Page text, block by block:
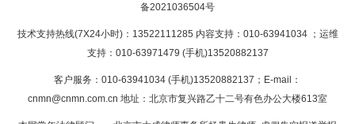
备2021036504号
技术支持热线(7X24小时)：13522111285 内容支持：010-63941034 ；运维
支持：010-63971479 (手机)13520882137
客户服务：010-63941034 (手机)13520882137；E-mail：
cnmn@cnmn.com.cn 地址：北京市复兴路乙十二号有色办公大楼613室